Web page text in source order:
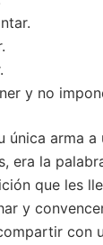
y no
única arma a
era la
que les
y
con